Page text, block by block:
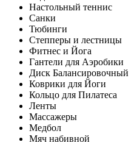
Настольный теннис
Санки
Тюбинги
Степперы и лестницы
Фитнес и Йога
Гантели для Аэробики
Диск Балансировочный
Коврики для Йоги
Кольцо для Пилатеса
Ленты
Массажеры
Медбол
Мяч набивной